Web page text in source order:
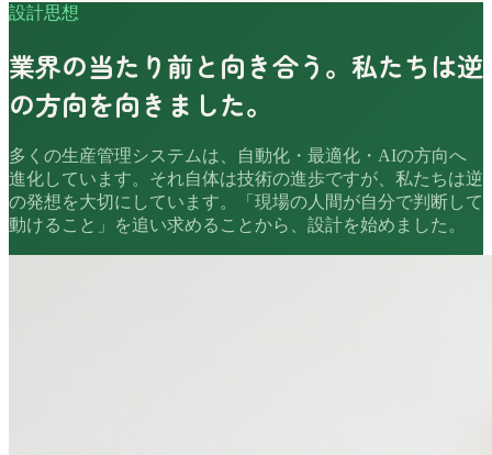
設計思想
業界の当たり前と向き合う。私たちは逆
の方向を向きました。
多くの生産管理システムは、自動化・最適化・AIの方向へ
進化しています。それ自体は技術の進歩ですが、私たちは逆
の発想を大切にしています。「現場の人間が自分で判断して
動けること」を追い求めることから、設計を始めました。